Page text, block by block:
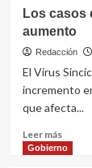
sobre
la
de
Los casos
aumento
Redacción
El Virus
incremento
que afecta...
Leer másLeer
más
Gobierno